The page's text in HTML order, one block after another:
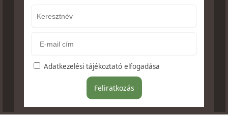
Adatkezelési tájékoztató elfogadása